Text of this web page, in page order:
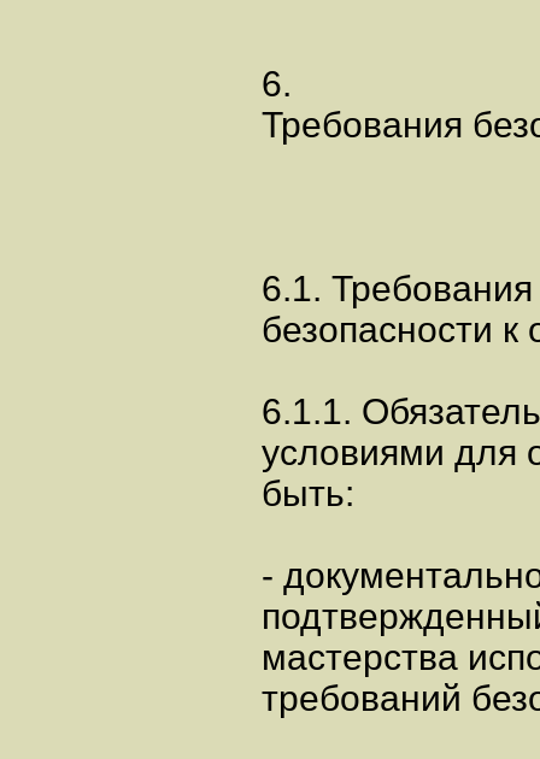
6.
Требования
6.1. Требования
безопасности к
6.1.1.
условиями для
быть:
-
мастерства
требований